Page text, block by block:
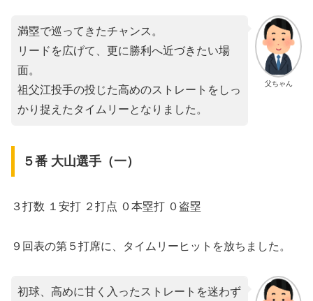
父ちゃん
満塁で巡ってきたチャンス。
リードを広げて、更に勝利へ近づきたい場
面。
祖父江投手の投じた高めのストレートをしっ
かり捉えたタイムリーとなりました。
５番 大山選手（一）
３打数 １安打 ２打点 ０本塁打 ０盗塁
９回表の第５打席に、タイムリーヒットを放ちました。
初球、高めに甘く入ったストレートを迷わず